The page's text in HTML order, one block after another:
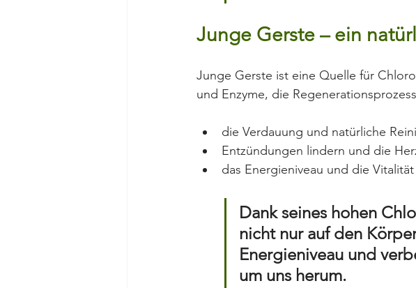
Junge Gerste – ein
Junge Gerste ist eine Quelle für
und Enzyme, die
die Verdauung und natürliche
Entzündungen lindern und die
das Energieniveau und die
Dank seines hohen
nicht nur auf den
Energieniveau und
um uns herum.